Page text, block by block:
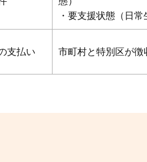
・要支援状態（日
支払い 市町村と特別区が徴